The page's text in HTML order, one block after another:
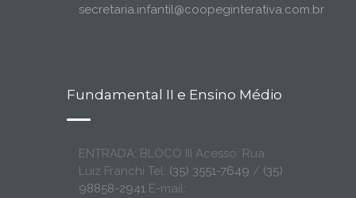
secretaria.infantil@coopeginterativa.com.br
Fundamental II e Ensino Médio
ENTRADA: BLOCO III Acesso: Rua
Luiz Franchi Tel: (35) 3551-7649 / (35)
98858-2941 E-mail: